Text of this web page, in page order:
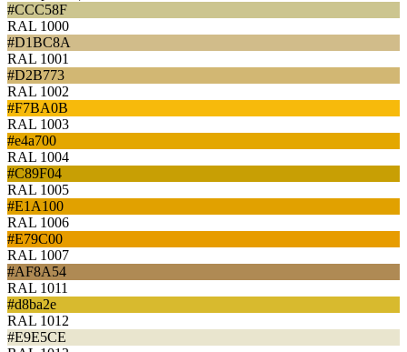
#CCC58F
RAL 1000
#D1BC8A
RAL 1001
#D2B773
RAL 1002
#F7BA0B
RAL 1003
#e4a700
RAL 1004
#C89F04
RAL 1005
#E1A100
RAL 1006
#E79C00
RAL 1007
#AF8A54
RAL 1011
#d8ba2e
RAL 1012
#E9E5CE